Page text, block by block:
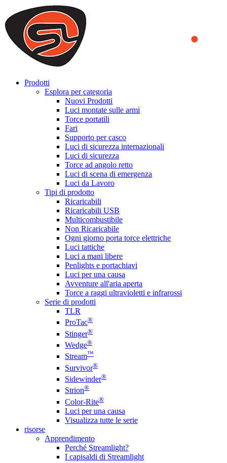
We use cookies to ensure that we provide you the best experience
on our website. By continuing to browse this website, you accept
that cookies are used to help us analyze how the website is used and
to offer you a better experience. To learn more or to find out how
you can disable cookies, you can access our
Prodotti
Esplora per categoria
Nuovi Prodotti
Luci montate sulle armi
Torce portatili
Fari
Supporto per casco
Luci di sicurezza internazionali
Luci di sicurezza
Torce ad angolo retto
Luci di scena di emergenza
Luci da Lavoro
Tipi di prodotto
Ricaricabili
Ricaricabili USB
Multicombustibile
Non Ricaricabile
Ogni giorno porta torce elettriche
Luci tattiche
Luci a mani libere
Penlights e portachiavi
Luci per una causa
Avventure all'aria aperta
Torce a raggi ultravioletti e infrarossi
Serie di prodotti
TLR
ProTac®
Stinger®
Wedge®
Stream™
Survivor®
Sidewinder®
Strion®
Color-Rite®
Luci per una causa
Visualizza tutte le serie
risorse
Apprendimento
Perché Streamlight?
I capisaldi di Streamlight